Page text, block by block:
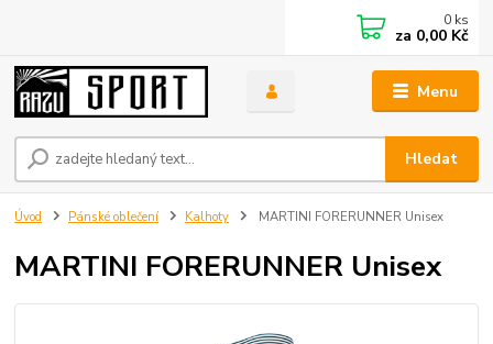
Menu
Hledat
0 ks
za 0,00 Kč
Úvod Pánské oblečení Kalhoty MARTINI FORERUNNER Unisex
MARTINI FORERUNNER Unisex